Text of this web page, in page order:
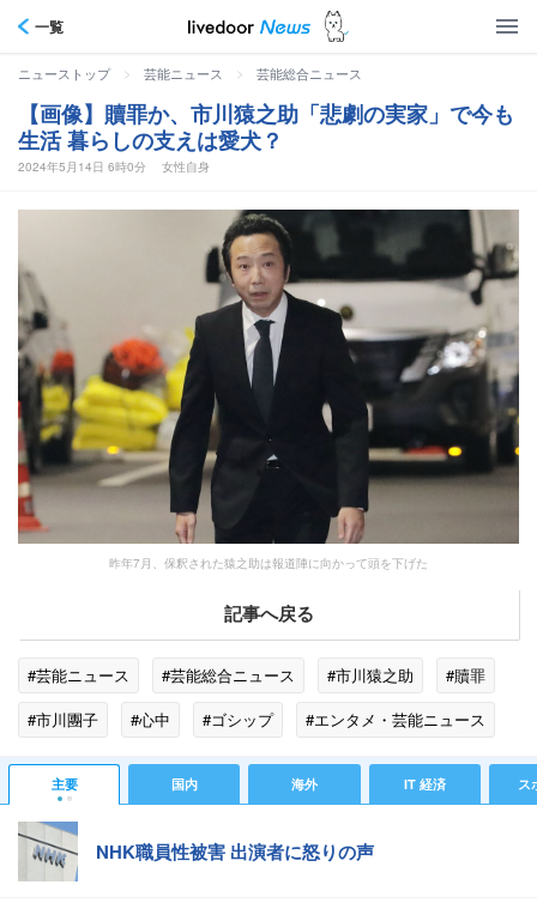
一覧
ニューストップ > 芸能ニュース > 芸能総合ニュース
【画像】贖罪か、市川猿之助「悲劇の実家」で今も
生活 暮らしの支えは愛犬？
2024年5月14日 6時0分 女性自身
昨年7月、保釈された猿之助は報道陣に向かって頭を下げた
記事へ戻る
#芸能ニュース #芸能総合ニュース #市川猿之助
#贖罪
#市川團子
#心中 #ゴシップ #エンタメ・芸能ニュース
主要 国内 海外 IT 経済 ス
NHK職員性被害 出演者に怒りの声